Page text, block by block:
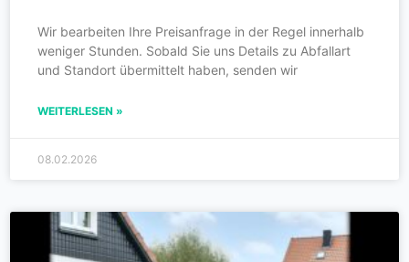
Wir bearbeiten Ihre Preisanfrage in der Regel innerhalb
weniger Stunden. Sobald Sie uns Details zu Abfallart
und Standort übermittelt haben, senden wir
WEITERLESEN »
08.02.2026